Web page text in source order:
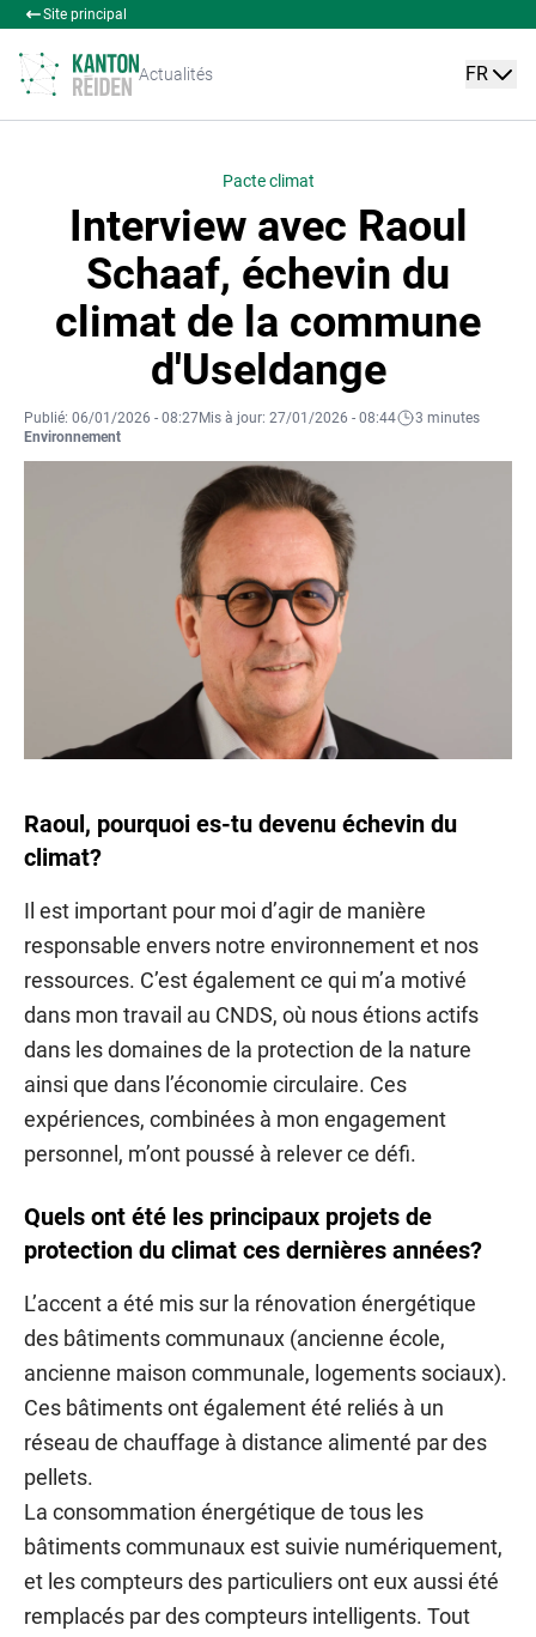
Site principal
Actualités FR
Pacte climat
Interview avec Raoul
Schaaf, échevin du
climat de la commune
d'Useldange
Publié: 06/01/2026 - 08:27Mis à jour: 27/01/2026 - 08:44
3 minutes
Environnement
Raoul, pourquoi es-tu devenu échevin du
climat?
Il est important pour moi d’agir de manière
responsable envers notre environnement et nos
ressources. C’est également ce qui m’a motivé
dans mon travail au CNDS, où nous étions actifs
dans les domaines de la protection de la nature
ainsi que dans l’économie circulaire. Ces
expériences, combinées à mon engagement
personnel, m’ont poussé à relever ce défi.
Quels ont été les principaux projets de
protection du climat ces dernières années?
L’accent a été mis sur la rénovation énergétique
des bâtiments communaux (ancienne école,
ancienne maison communale, logements sociaux).
Ces bâtiments ont également été reliés à un
réseau de chauffage à distance alimenté par des
pellets.
La consommation énergétique de tous les
bâtiments communaux est suivie numériquement,
et les compteurs des particuliers ont eux aussi été
remplacés par des compteurs intelligents. Tout